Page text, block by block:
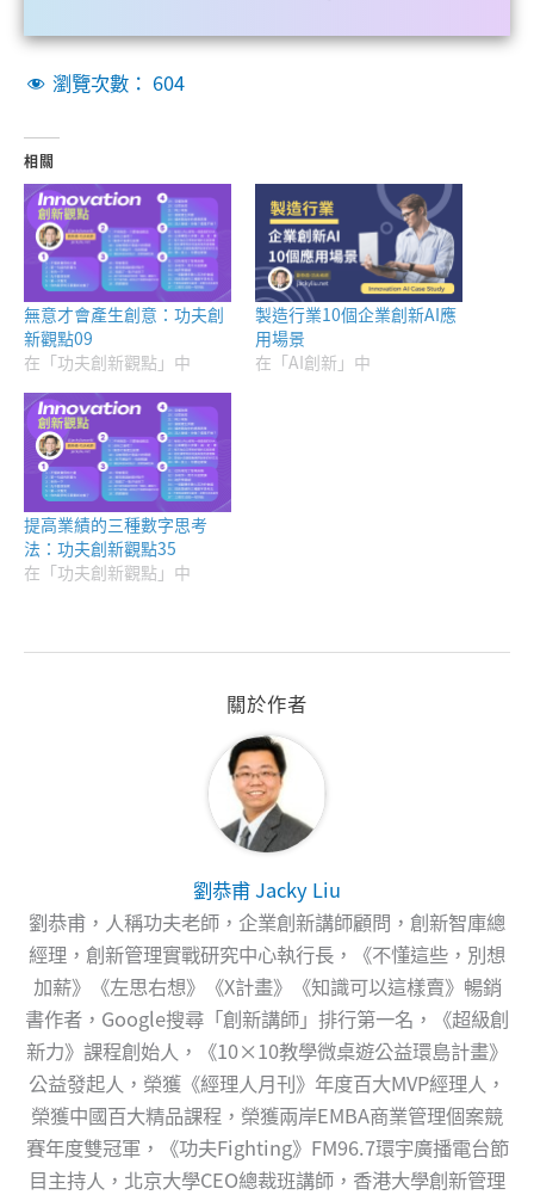
瀏覽次數： 604
相關
無意才會產生創意：功夫創
新觀點09
在「功夫創新觀點」中
製造行業10個企業創新AI應
用場景
在「AI創新」中
提高業績的三種數字思考
法：功夫創新觀點35
在「功夫創新觀點」中
關於作者
劉恭甫 Jacky Liu
劉恭甫，人稱功夫老師，企業創新講師顧問，創新智庫總
經理，創新管理實戰研究中心執行長，《不懂這些，別想
加薪》《左思右想》《X計畫》《知識可以這樣賣》暢銷
書作者，Google搜尋「創新講師」排行第一名，《超級創
新力》課程創始人，《10×10教學微桌遊公益環島計畫》
公益發起人，榮獲《經理人月刊》年度百大MVP經理人，
榮獲中國百大精品課程，榮獲兩岸EMBA商業管理個案競
賽年度雙冠軍，《功夫Fighting》FM96.7環宇廣播電台節
目主持人，北京大學CEO總裁班講師，香港大學創新管理